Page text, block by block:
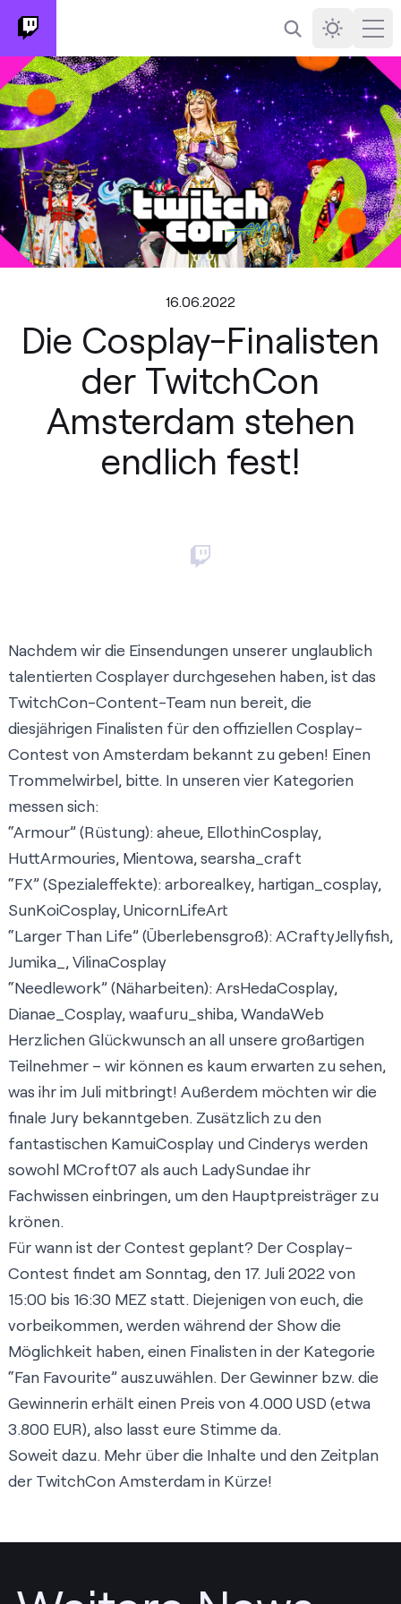
SuchenDarkmode
16.06.2022
Die Cosplay-Finalisten
der TwitchCon
Amsterdam stehen
endlich fest!
Nachdem wir die Einsendungen unserer unglaublich
talentierten Cosplayer durchgesehen haben, ist das
TwitchCon-Content-Team nun bereit, die
diesjährigen Finalisten für den offiziellen Cosplay-
Contest von Amsterdam bekannt zu geben! Einen
Trommelwirbel, bitte. In unseren vier Kategorien
messen sich:
“Armour” (Rüstung):aheue, EllothinCosplay,
HuttArmouries, Mientowa,searsha_craft
“FX” (Spezialeffekte):arborealkey, hartigan_cosplay,
SunKoiCosplay,UnicornLifeArt
“Larger Than Life” (Überlebensgroß):ACraftyJellyfish,
Jumika_ ,VilinaCosplay
“Needlework” (Näharbeiten):ArsHedaCosplay,
Dianae_Cosplay,waafuru_shiba,WandaWeb
Herzlichen Glückwunsch an all unsere großartigen
Teilnehmer – wir können es kaum erwarten zu sehen,
was ihr im Juli mitbringt! Außerdem möchten wir die
finale Jury bekanntgeben. Zusätzlich zu den
fantastischen KamuiCosplay undCinderys werden
sowohl MCroft07 als auch LadySundae ihr
Fachwissen einbringen, um den Hauptpreisträger zu
krönen.
Für wann ist der Contest geplant? Der Cosplay-
Contest findet am Sonntag, den 17. Juli 2022 von
15:00 bis 16:30 MEZ statt. Diejenigen von euch, die
vorbeikommen, werden während der Show die
Möglichkeit haben, einen Finalisten in der Kategorie
“Fan Favourite” auszuwählen. Der Gewinner bzw. die
Gewinnerin erhält einen Preis von 4.000 USD (etwa
3.800 EUR), also lasst eure Stimme da.
Soweit dazu. Mehr über die Inhalte und den Zeitplan
der TwitchCon Amsterdam in Kürze!